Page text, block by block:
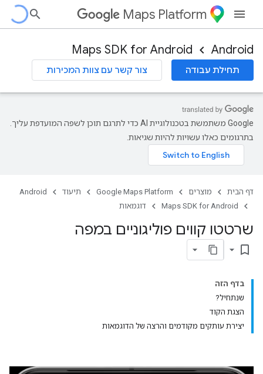
Maps Platform
Android
Maps SDK for Android
תחילת עבודה צור קשר עם צוות המכירות
‫Google משתמשת בטכנולוגיית AI כדי לתרגם תוכן לשפה המועדפת עליך.
בתרגומים כאלו עשויות להיות שגיאות.
דף הבית מוצרים Google Maps Platform תיעוד
Android
Maps SDK for Android
דוגמאות
שרטטו קווים פוליגוניים במפה
bookmark_border
בדף הזה
שנתחיל?
הצגת הקוד
יצירת עותקים מקודמים והרצה של הדוגמאות